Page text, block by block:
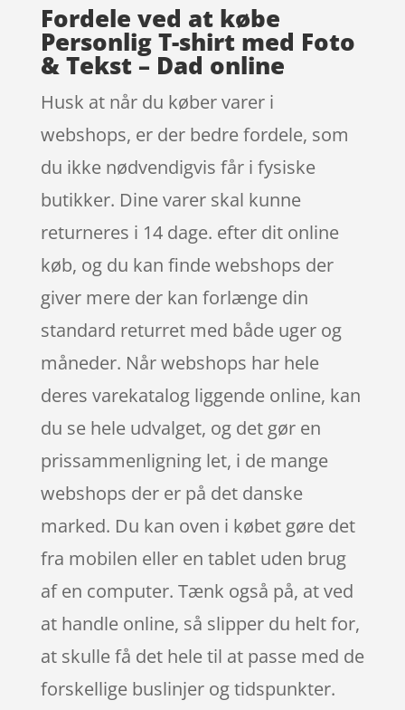
Fordele ved at købe
Personlig T-shirt med Foto
& Tekst – Dad online
Husk at når du køber varer i
webshops, er der bedre fordele, som
du ikke nødvendigvis får i fysiske
butikker. Dine varer skal kunne
returneres i 14 dage. efter dit online
køb, og du kan finde webshops der
giver mere der kan forlænge din
standard returret med både uger og
måneder. Når webshops har hele
deres varekatalog liggende online, kan
du se hele udvalget, og det gør en
prissammenligning let, i de mange
webshops der er på det danske
marked. Du kan oven i købet gøre det
fra mobilen eller en tablet uden brug
af en computer. Tænk også på, at ved
at handle online, så slipper du helt for,
at skulle få det hele til at passe med de
forskellige buslinjer og tidspunkter.